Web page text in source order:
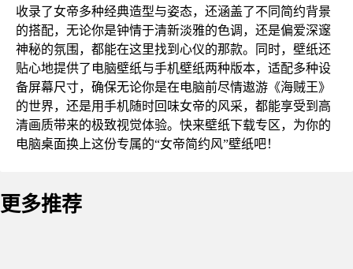
收录了女帝多种经典造型与姿态，还涵盖了不同简约背景
的搭配，无论你是钟情于清新淡雅的色调，还是偏爱深邃
神秘的氛围，都能在这里找到心仪的那款。同时，壁纸还
贴心地提供了电脑壁纸与手机壁纸两种版本，适配多种设
备屏幕尺寸，确保无论你是在电脑前尽情遨游《海贼王》
的世界，还是用手机随时回味女帝的风采，都能享受到高
清画质带来的极致视觉体验。快来壁纸下载专区，为你的
电脑桌面换上这份专属的“女帝简约风”壁纸吧！
更多推荐